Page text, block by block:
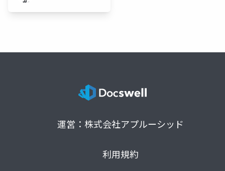
運営：株式会社アプルーシッド
利用規約